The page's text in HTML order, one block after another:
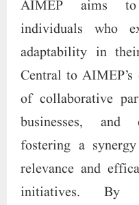
AIMEP aims to
individuals who
adaptability in
Central to
of collaborative
businesses, and
fostering a
relevance and
initiatives. By